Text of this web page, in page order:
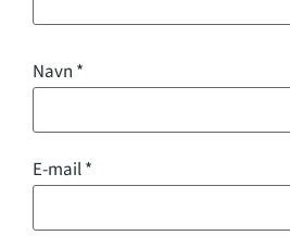
Navn *
E-mail*